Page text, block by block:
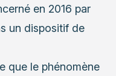
en 2016 par
un dispositif de
que le phénomène